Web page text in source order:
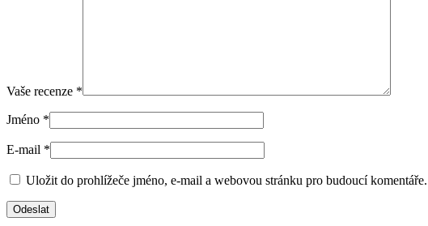
Vaše recenze *
Jméno *
E-mail *
Uložit do prohlížeče jméno, e-mail a webovou stránku pro budoucí komentáře.